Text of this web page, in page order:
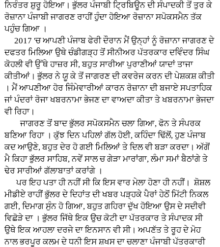
ਨਿਰੰਤਰ ਸ਼ੁਰੂ ਹੋਇਆ। ਭੁੱਲਰ ਪੰਜਾਬੀ ਟ੍ਰਿਬਿਊਨ ਦੀ ਸੰਪਾਦਕੀ ਤੋਂ ਤੁਰ ਕੇ
ਰੋਜ਼ਾਨਾ ਪੰਜਾਬੀ ਜਾਗਰਣ ਰਾਹੀਂ ਹੁੰਦਾ ਹੋਇਆ ਰੋਜ਼ਾਨਾ ਸਪੋਕਸਮੈਨ ਤੱਕ
ਪਹੁੰਚ ਗਿਆ ।
2017 'ਚ ਆਪਣੀ ਪੰਜਾਬ ਫੇਰੀ ਦੌਰਾਨ ਮੈਂ ਉਨ੍ਹਾਂ ਨੂੰ ਰੋਜ਼ਾਨਾ ਜਾਗਰਣ ਦੇ
ਦਫਤਰ ਮਿਲਿਆ ਉਥੇ ਚੰਡੀਗੜ੍ਹ ਤੋਂ ਸੀਨੀਅਰ ਪੱਤਰਕਾਰ ਦਵਿੰਦਰ ਸਿੰਘ
ਕੋਹਲੀ ਵੀ ਉੱਥੇ ਹਾਜ਼ਰ ਸੀ, ਬਹੁਤ ਸਾਰੀਆ ਪੁਰਾਣੀਆਂ ਯਾਦਾਂ ਤਾਜਾ
ਕੀਤੀਆਂ। ਭੁੱਲਰ ਨੇ ਯੂ ਕੇ ਤੋਂ ਜਾਗਰਣ ਦੀ ਕਵਰੇਜ ਕਰਨ ਦੀ ਪੇਸ਼ਕਸ਼ ਕੀਤੀ
। ਮੈਂ ਆਪਣੀਆ ਹੋਰ ਜਿੰਮੇਵਾਰੀਆਂ ਕਾਰਨ ਰੋਜ਼ਾਨਾ ਦੀ ਬਜਾਏ ਸਪਤਾਹਿਕ
ਜਾਂ ਪੰਦਰਾਂ ਰੋਜਾ ਖਬਰਨਾਮਾ ਭੇਜਣ ਦਾ ਵਾਅਦਾ ਕੀਤਾ ਤੇ ਖਬਰਨਾਮਾ ਭੇਜਦਾ
ਵੀ ਰਿਹਾ।
ਜਾਗਰਣ ਤੋਂ ਬਾਦ ਭੁੱਲਰ ਸਪੋਕਸਮੈਨ ਚਲਾ ਗਿਆ, ਫੋਨ ਤੇ ਸੰਪਰਕ
ਬਣਿਆ ਰਿਹਾ । ਕੁੱਝ ਦਿਨ ਪਹਿਲਾਂ ਗੱਲ ਹੋਈ, ਕਹਿੰਦਾ ਢਿੱਲੋਂ, ਹੁਣ ਪੰਜਾਬ
ਕਦ ਆਉਣੇ, ਬਹੁਤ ਦੇਰ ਹੋ ਗਈ ਮਿਲਿਆਂ ਤੇ ਦਿਲ ਵੀ ਬੜਾ ਕਰਦਾ। ਅੱਗੋਂ
ਮੈ ਕਿਹਾ ਭੁੱਲਰ ਸਾਹਿਬ, ਨਵੇਂ ਸਾਲ ਚ ਗੇੜਾ ਮਾਰਾਂਗਾ, ਲੰਮਾ ਸਮਾਂ ਬੈਠਾਂਗੇ ਤੇ
ਢੇਰ ਸਾਰੀਆਂ ਗੱਲਾਬਾਤਾਂ ਕਰਾਂਗੇ ।
ਪਰ ਇਹ ਪਤਾ ਹੀ ਨਹੀਂ ਸੀ ਕਿ ਇਸ ਵਾਰ ਮੇਲਾ ਹੋਣਾ ਹੀ ਨਹੀਂ। ਸ਼ੋਸ਼ਲ
ਮੀਡੀਏ ਰਾਹੀਂ ਭੁੱਲਰ ਦੇ ਦਿਹਾਂਤ ਦੀ ਖਬਰ ਪੜ੍ਹਕੇ ਪੈਰਾਂ ਹੇਠੋਂ ਮਿੱਟੀ ਨਿਕਲ
ਗਈ, ਦਿਮਾਗ ਸੁੰਨ ਹੋ ਗਿਆ, ਬਹੁਤ ਗਹਿਰਾ ਦੁੱਖ ਹੋਇਆ ਉਸ ਦੇ ਸਦੀਵੀ
ਵਿਛੋੜੇ ਦਾ । ਭੁੱਲਰ ਜਿੱਥੇ ਇਕ ਉਚ ਕੋਟੀ ਦਾ ਪੱਤਰਕਾਰ ਤੇ ਸੰਪਾਦਕ ਸੀ
ਉਥੇ ਇਕ ਆਹਲਾ ਦਰਜੇ ਦਾ ਇਨਸਾਨ ਵੀ ਸੀ। ਅਪਣੱਤ ਤੇ ਰੂਹ ਦੇ ਮੋਹ
ਨਾਲ ਭਰਪੂਰ ਕਲਮ ਦੇ ਧਨੀ ਇਸ ਸ਼ਖਸ ਦਾ ਚਲਾਣਾ ਪੰਜਾਬੀ ਪੱਤਰਕਾਰੀ